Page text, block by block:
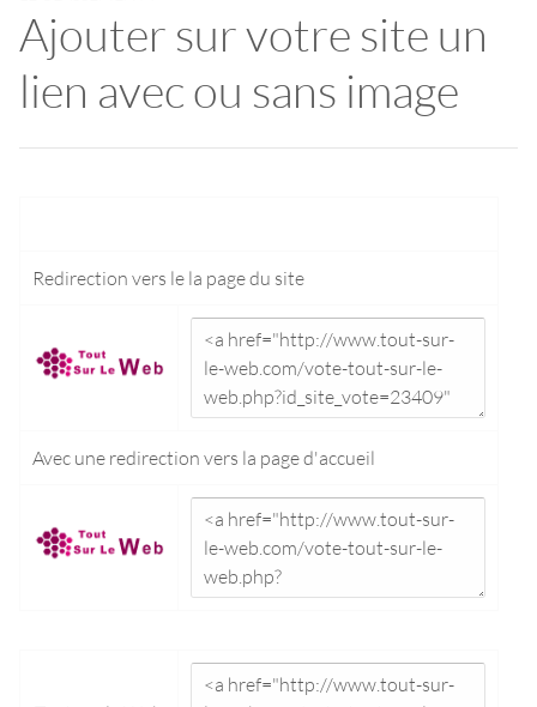
Ajouter sur votre site un
lien avec ou sans image
Redirection vers le la page du site
Avec une redirection vers la page d'accueil